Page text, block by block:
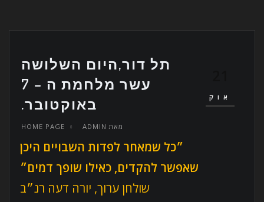
אוק
תל דור,היום השלושה
עשר מלחמת ה – 7
באוקטובר.
מאת ADMIN
HOME PAGE
״כל שמאחר לפדות השבויים היכן
שאפשר להקדים, כאילו שופך דמים״
שולחן ערוך, יורה דעה רנ״ב